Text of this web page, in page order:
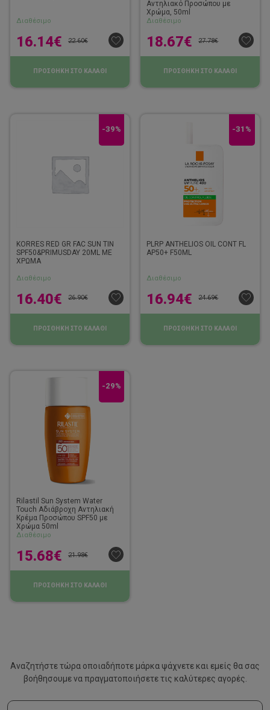
Διαθέσιμο
22.60€
16.14€
ΠΡΟΣΘΗΚΗ ΣΤΟ ΚΑΛΑΘΙ
Αντηλιακό Προσώπου με
Χρώμα, 50ml
Διαθέσιμο
27.78€
18.67€
ΠΡΟΣΘΗΚΗ ΣΤΟ ΚΑΛΑΘΙ
-39%
KORRES RED GR FAC SUN TIN
SPF50&PRIMUSDAY 20ML ΜΕ
ΧΡΩΜΑ
Διαθέσιμο
26.90€
16.40€
ΠΡΟΣΘΗΚΗ ΣΤΟ ΚΑΛΑΘΙ
-31%
PLRP ANTHELIOS OIL CONT FL
AP50+ F50ML
Διαθέσιμο
24.69€
16.94€
ΠΡΟΣΘΗΚΗ ΣΤΟ ΚΑΛΑΘΙ
-29%
Rilastil Sun System Water
Touch Αδιάβροχη Αντηλιακή
Κρέμα Προσώπου SPF50 με
Χρώμα 50ml
Διαθέσιμο
21.98€
15.68€
ΠΡΟΣΘΗΚΗ ΣΤΟ ΚΑΛΑΘΙ
Αναζητήστε τώρα οποιαδήποτε μάρκα ψάχνετε και εμείς θα σας
βοήθησουμε ναπραγματοποιήσετε τις καλύτερες αγορές.